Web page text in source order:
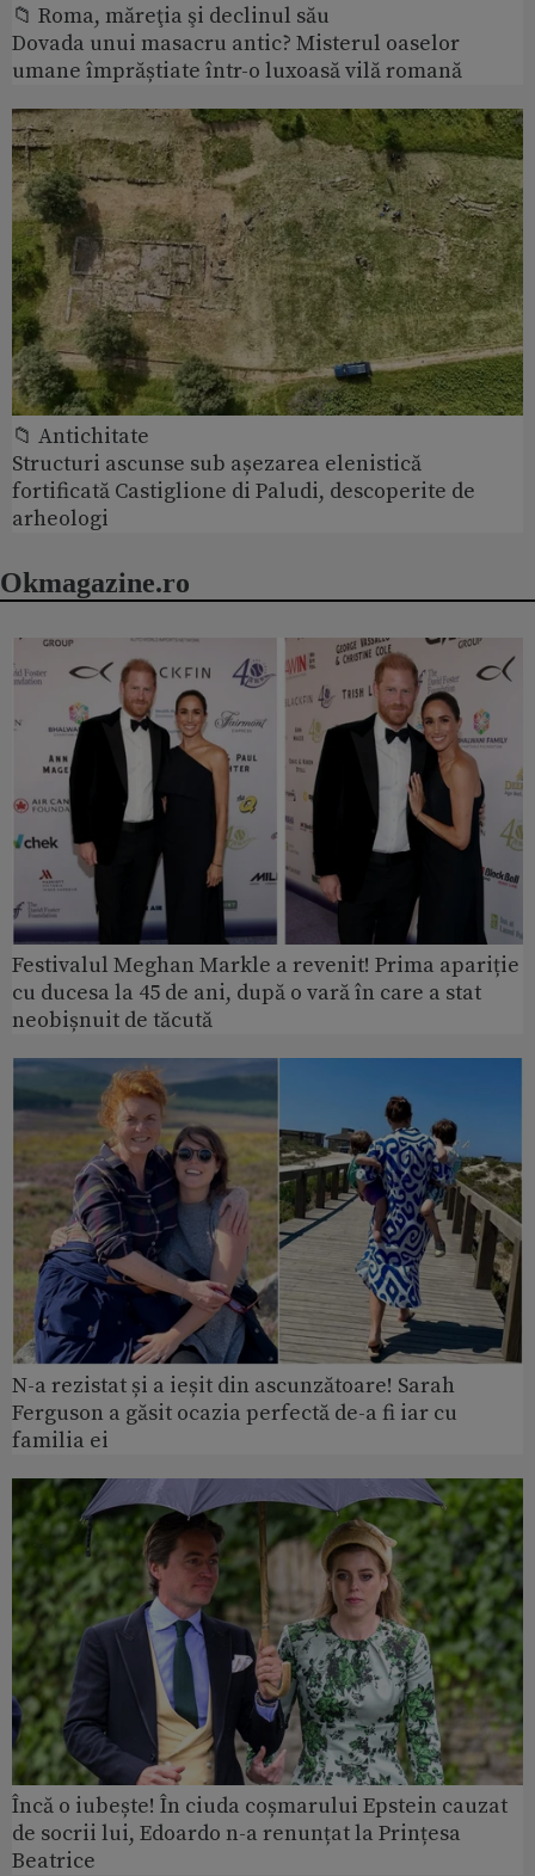
📁 Roma, măreţia şi declinul său
Dovada unui masacru antic? Misterul oaselor
umane împrăștiate într-o luxoasă vilă romană
📁 Antichitate
Structuri ascunse sub așezarea elenistică
fortificată Castiglione di Paludi, descoperite de
arheologi
Okmagazine.ro
Festivalul Meghan Markle a revenit! Prima apariție
cu ducesa la 45 de ani, după o vară în care a stat
neobișnuit de tăcută
N-a rezistat și a ieșit din ascunzătoare! Sarah
Ferguson a găsit ocazia perfectă de-a fi iar cu
familia ei
Încă o iubește! În ciuda coșmarului Epstein cauzat
de socrii lui, Edoardo n-a renunțat la Prințesa
Beatrice